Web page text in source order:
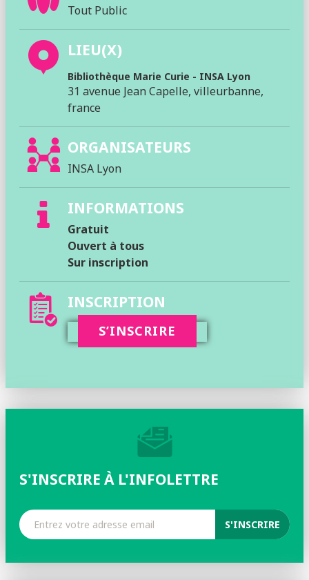
Tout Public
LIEU(X)
Bibliothèque Marie Curie - INSA Lyon
31 avenue Jean Capelle, villeurbanne,
france
ORGANISATEURS
INSA Lyon
INFORMATIONS
Gratuit
Ouvert à tous
Sur inscription
INSCRIPTION
S’INSCRIRE
S'INSCRIRE À L'INFOLETTRE